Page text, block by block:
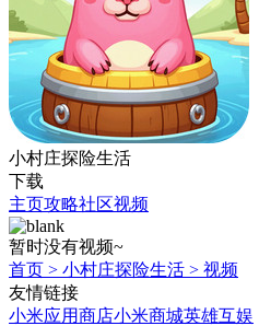
小村庄探险生活
下载
主页攻略社区视频
暂时没有视频~
首页 > 小村庄探险生活 > 视频
友情链接
小米应用商店小米商城英雄互娱